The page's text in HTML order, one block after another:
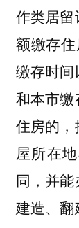
作类居
额缴存
缴存时
和本市
住房的
屋所在
同，并能
建造、